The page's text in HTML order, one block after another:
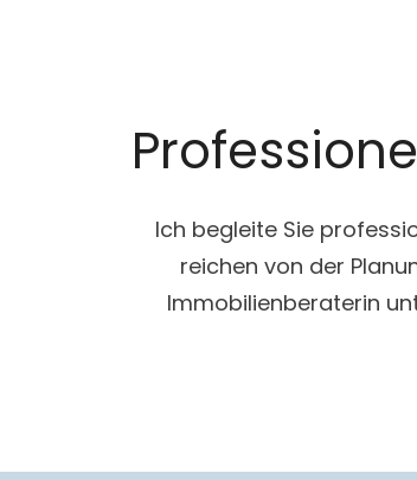
Ich begleite Sie
reichen von der
Immobilienberaterin